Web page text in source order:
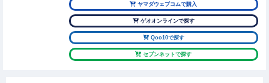
ヤマダウェブコムで購入
ゲオオンラインで探す
Qoo10で探す
セブンネットで探す